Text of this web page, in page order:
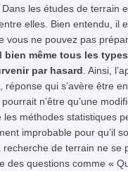
Dans les études de
elles. Bien entendu, il
vous ne pouvez pas
bien même tous les
par hasard . Ainsi,
réponse qui s’avère être
n’être qu’une
les méthodes statistiques
improbable pour qu’il
recherche de terrain ne se
des questions comme «